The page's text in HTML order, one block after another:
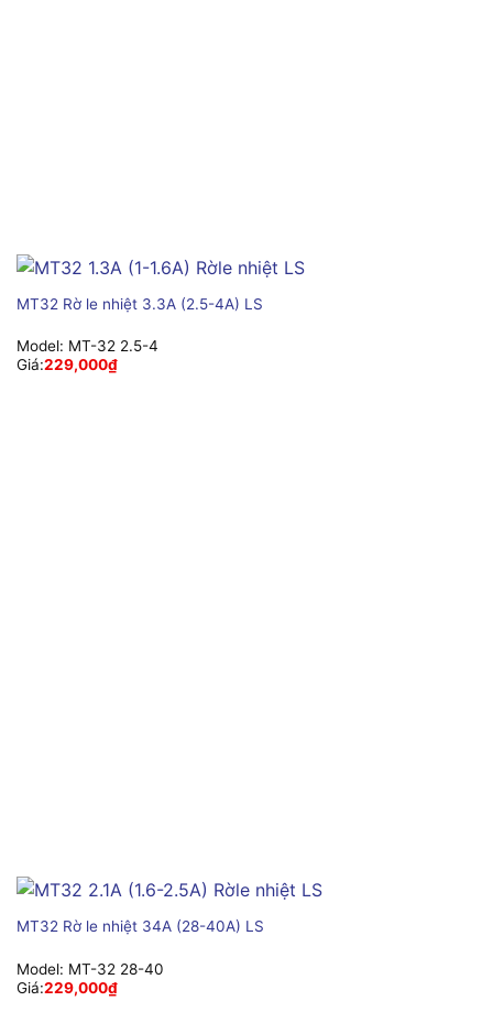
MT32 Rờ le nhiệt 3.3A (2.5-4A) LS
Model: MT-32 2.5-4
Giá:229,000₫
MT32 Rờ le nhiệt 34A (28-40A) LS
Model: MT-32 28-40
Giá:229,000₫